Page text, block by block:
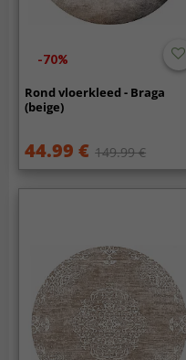
-70%
Rond vloerkleed - Braga
(beige)
44.99 € 149.99 €